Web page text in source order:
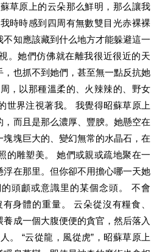
草原上的云朵那么鮮明，那么讓我
時時感到四周有無數雙目光赤裸裸
知應該藏到什么地方才能躲避這一
。她們仿佛就在離我很近很近的天
，也抓不到她們，甚至無一點反抗她
，以那種溫柔的、火辣辣的、野女
世界注視著我。 我覺得昭蘇草原上
而且是那么濃厚、豐腴。她懸空在
塊巨大的、變幻無常的水晶石，在
的雕塑美。 她們或親或疏地聚在一
在那里。但你卻不用擔心哪一天她
頭顱或意識里的某個念頭。 不會
身體的重量。 云朵從沒有糧食、
成一個大腹便便的貪官，然后落入
。 “云從龍，風從虎”，昭蘇草原上